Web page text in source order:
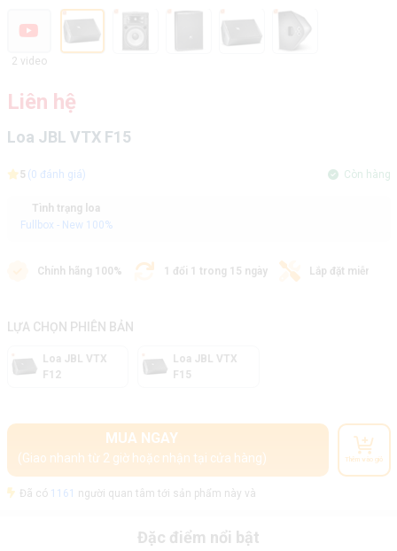
2 video
Liên hệ
Loa JBL VTX F15
5 (0 đánh giá) Còn hàng
Tình trạng loa
Fullbox - New 100%
Chính hãng 100% 1 đổi 1 trong 15 ngày Lắp đặt miễn phí
LỰA CHỌN PHIÊN BẢN
Loa JBL VTX
F12
Loa JBL VTX
F15
MUA NGAY
(Giao nhanh từ 2 giờ hoặc nhận tại cửa hàng) Thêm vào giỏ
Đã có 1161 người quan tâm tới sản phẩm này và
Đặc điểm nổi bật